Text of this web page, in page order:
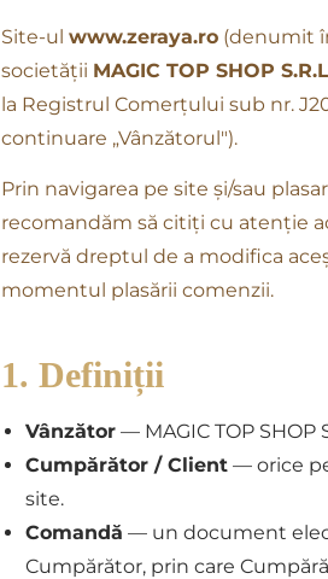
Site-ulwww.zeraya.ro (denumit
societății MAGIC TOP SHOP
la Registrul Comerțului sub nr.
continuare „Vânzătorul").
Prin navigarea pe site și/sau
recomandăm să citiți cu atenție
rezervă dreptul de a modifica
momentul plasării comenzii.
1. Definiții
Vânzător — MAGIC TOP SHOP
Cumpărător / Client — orice
site.
Comandă — un document
Cumpărător, prin care